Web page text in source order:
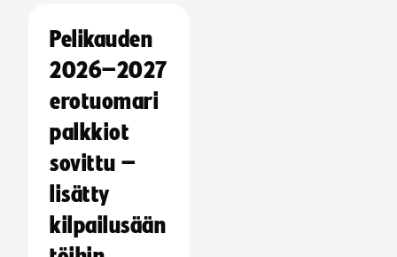
Pelikauden
2026–2027
erotuomari
palkkiot
sovittu –
lisätty
kilpailusään